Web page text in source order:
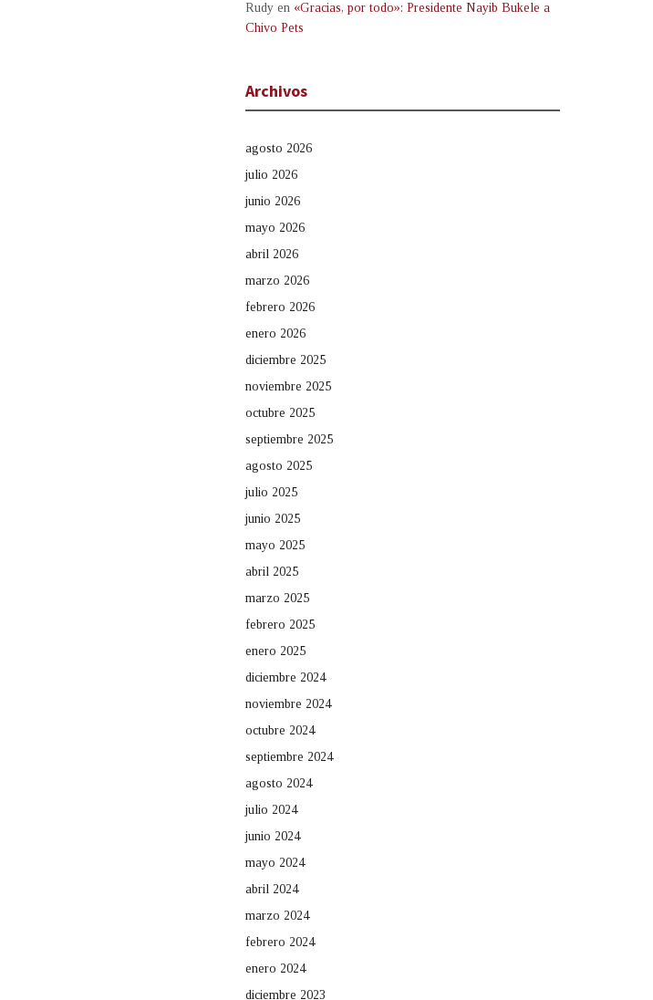
Rudy en «Gracias, por todo»: Presidente Nayib Bukele a
Chivo Pets
Archivos
agosto 2026
julio 2026
junio 2026
mayo 2026
abril 2026
marzo 2026
febrero 2026
enero 2026
diciembre 2025
noviembre 2025
octubre 2025
septiembre 2025
agosto 2025
julio 2025
junio 2025
mayo 2025
abril 2025
marzo 2025
febrero 2025
enero 2025
diciembre 2024
noviembre 2024
octubre 2024
septiembre 2024
agosto 2024
julio 2024
junio 2024
mayo 2024
abril 2024
marzo 2024
febrero 2024
enero 2024
diciembre 2023